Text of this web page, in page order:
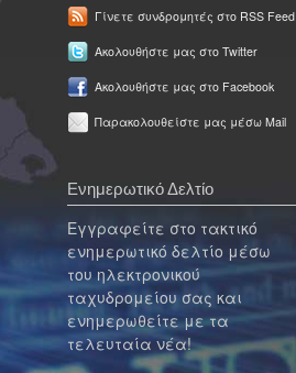
Γίνετε συνδρομητές στο RSS Feed
Ακολουθήστε μας στο Twitter
Ακολουθήστε μας στο Facebook
Παρακολουθείστε μας μέσω Mail
Ενημερωτικό Δελτίο
Εγγραφείτε στο τακτικό
ενημερωτικό δελτίο μέσω
του ηλεκτρονικού
ταχυδρομείου σας και
ενημερωθείτε με τα
τελευταία νέα!